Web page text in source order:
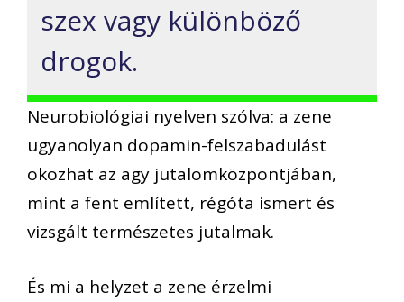
szex vagy különböző
drogok.
Neurobiológiai nyelven szólva: a zene
ugyanolyan dopamin-felszabadulást
okozhat az agy jutalomközpontjában,
mint a fent említett, régóta ismert és
vizsgált természetes jutalmak.
És mi a helyzet a zene érzelmi